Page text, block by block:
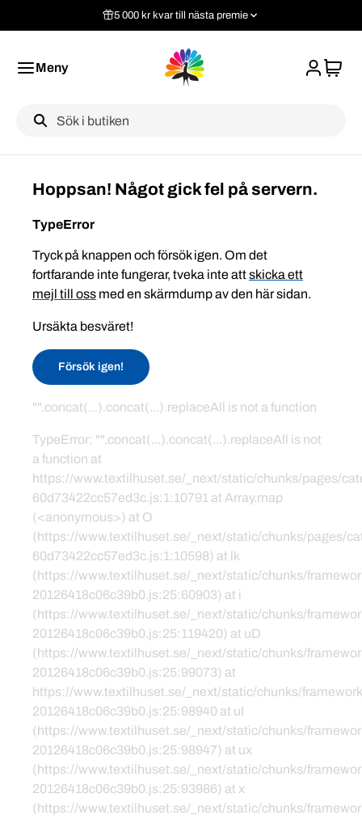
5 000 kr kvar till nästa premie
Meny
Label
Hoppsan! Något gick fel på servern.
TypeError
Tryck på knappen och försök igen. Om det
fortfarande inte fungerar, tveka inte attskicka ett
mejl till oss med en skärmdump av den här sidan.
Ursäkta besväret!
Försök igen!
"".concat(...).concat(...).replaceAll is not a function
TypeError: "".concat(...).concat(...).replaceAll is not
a function at
https://www.textilhuset.se/_next/static/chunks/pages/
60d73422cc57ed3c.js:1:10791 at Array.map
(<anonymous>) at O
(https://www.textilhuset.se/_next/static/chunks/pages/
60d73422cc57ed3c.js:1:10598) at lk
(https://www.textilhuset.se/_next/static/chunks/
20126418c06c39b0.js:25:60903) at i
(https://www.textilhuset.se/_next/static/chunks/
20126418c06c39b0.js:25:119420) at uD
(https://www.textilhuset.se/_next/static/chunks/
20126418c06c39b0.js:25:99073) at
https://www.textilhuset.se/_next/static/chunks/
20126418c06c39b0.js:25:98940 at uI
(https://www.textilhuset.se/_next/static/chunks/
20126418c06c39b0.js:25:98947) at ux
(https://www.textilhuset.se/_next/static/chunks/
20126418c06c39b0.js:25:93986) at x
(https://www.textilhuset.se/_next/static/chunks/